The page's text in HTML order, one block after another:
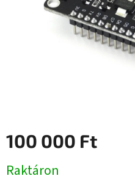
100 000 Ft
Raktáron